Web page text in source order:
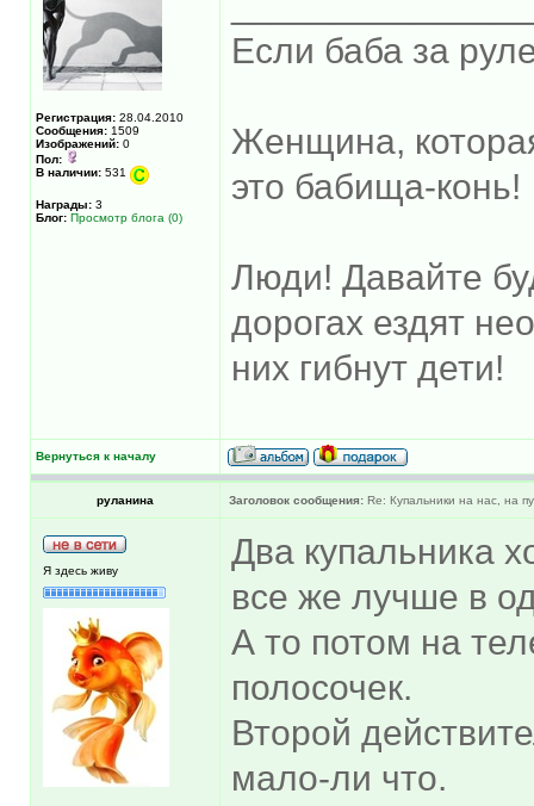
Регистрация: 28.04.2010
Сообщения: 1509
Изображений: 0
Пол:
В наличии: 531
Награды: 3
Блог: Просмотр блога (0)
Если баба за
Женщина,
это бабища-конь!
Люди! Давайте
дорогах ездят
них гибнут дети!
Вернуться к началу
руланина Заголовок сообщения: Re: Купальники на нас, на
Я здесь живу
Два купальника
все же лучше в
А то потом на
полосочек.
Второй
мало-ли что.